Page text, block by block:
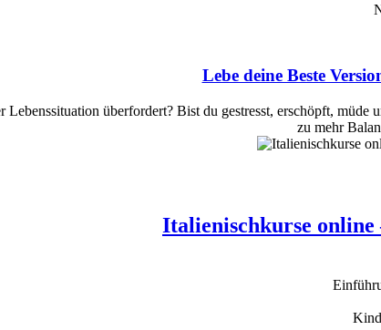
Lebe deine Beste
Lebenssituation überfordert? Bist du gestresst, erschöpft,
zu mehr
Italienischkurse